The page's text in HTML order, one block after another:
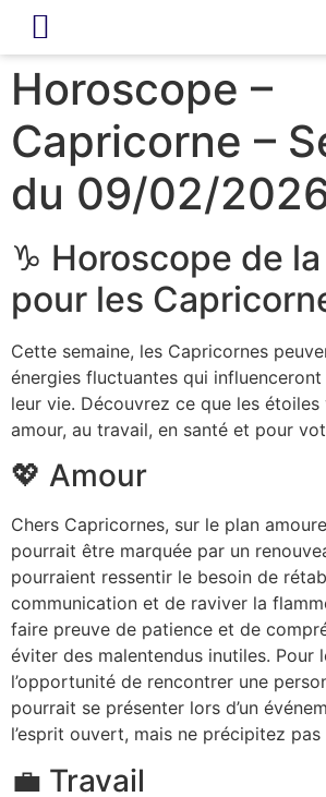
Horoscope –
Capricorne –
du 09/02/
♑ Horoscope de
pour les
Cette semaine, les Capricornes
énergies fluctuantes qui
leur vie. Découvrez ce que les
amour, au travail, en santé et pour
💖 Amour
Chers Capricornes, sur le plan
pourrait être marquée par un
pourraient ressentir le besoin de
communication et de raviver la
faire preuve de patience et de
éviter des malentendus inutiles. Pour
l’opportunité de rencontrer une
pourrait se présenter lors d’un
l’esprit ouvert, mais ne précipitez pas
💼 Travail